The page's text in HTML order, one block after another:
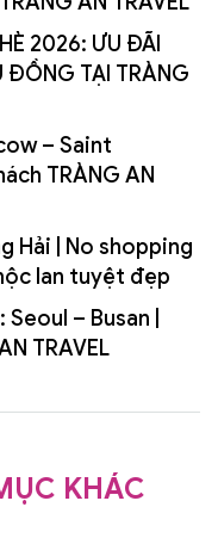
2026: ƯU ĐÃI
ĐỒNG TẠI TRÀNG
– Saint
TRÀNG AN
Hải | No shopping
lan tuyệt đẹp
– Busan |
TRAVEL
KHÁC